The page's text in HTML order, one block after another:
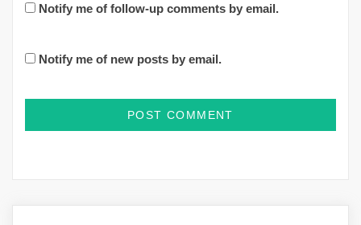
Notify me of follow-up comments by email.
Notify me of new posts by email.